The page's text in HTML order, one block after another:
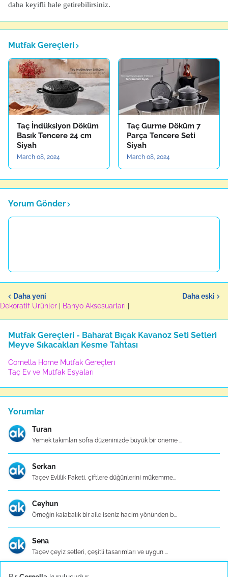
daha keyifli hale getirebilirsiniz.
Mutfak Gereçleri
Taç İndüksiyon Döküm
Basık Tencere 24 cm
Siyah
March 08, 2024
Taç Gurme Döküm 7
Parça Tencere Seti
Siyah
March 08, 2024
Yorum Gönder
Daha yeni
Daha eski
Dekoratif Ürünler
Banyo Aksesuarları
Mutfak Gereçleri - Baharat Bıçak Kavanoz Seti Setleri
Meyve Sıkacakları Kesme Tahtası
Cornella Home Mutfak Gereçleri
Taç Ev ve Mutfak Eşyaları
Yorumlar
Turan
Yemek takımları sofra düzeninizde büyük bir öneme ...
Serkan
Taçev Evlilik Paketi, çiftlere düğünlerini mükemme...
Ceyhun
Örneğin kalabalık bir aile iseniz hacim yönünden b...
Sena
Taçev çeyiz setleri, çeşitli tasarımları ve uygun ...